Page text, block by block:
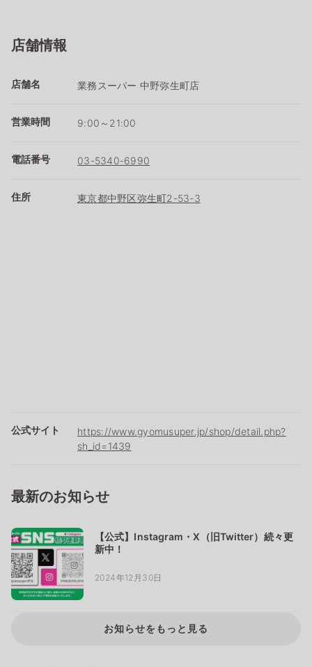
店舗情報
店舗名 業務スーパー 中野弥生町店
営業時間 9:00～21:00
電話番号 03-5340-6990
住所 東京都中野区弥生町2-53-3
公式サイト
https://www.gyomusuper.jp/shop/detail.php?
sh_id=1439
最新のお知らせ
【公式】Instagram・X（旧Twitter）続々更
新中！
2024年12月30日
お知らせをもっと見る